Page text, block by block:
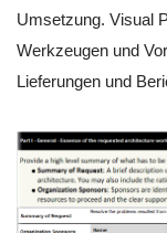
Umsetzung. Visual
Werkzeugen und
Lieferungen und